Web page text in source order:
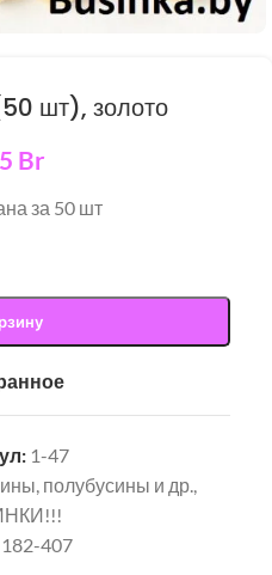
шт), золото
Br
за 50 шт
1-47
полубусины и др.,
182-407